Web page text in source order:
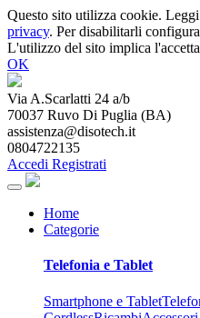
Questo sito utilizza cookie.
privacy. Per disabilitarli
L'utilizzo del sito implica
OK
Via A.Scarlatti 24 a/b
70037 Ruvo Di Puglia (BA)
assistenza@disotech.it
0804722135
Accedi Registrati
Home
Categorie
Telefonia e Tablet
Smartphone e Tablet